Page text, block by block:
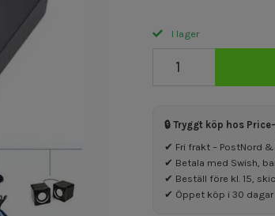
I lager
🔒 Tryggt köp hos
✔ Fri frakt – PostNord &
✔ Betala med Swish,
✔ Beställ före kl. 15,
✔ Öppet köp i 30 dagar